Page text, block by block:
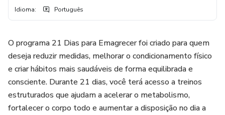
Idioma: Português
O programa 21 Dias para Emagrecer foi criado para quem
deseja reduzir medidas, melhorar o condicionamento físico
e criar hábitos mais saudáveis de forma equilibrada e
consciente. Durante 21 dias, você terá acesso a treinos
estruturados que ajudam a acelerar o metabolismo,
fortalecer o corpo todo e aumentar a disposição no dia a